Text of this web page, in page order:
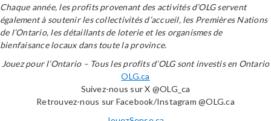
Chaque année, les profits provenant des activités d’OLG servent
également à soutenir les collectivités d’accueil, les Premières Nations
de l’Ontario, les détaillants de loterie et les organismes de
bienfaisance locaux dans toute la province.
Jouez pour l’Ontario – Tous les profits d’OLG sont investis en Ontario
OLG.ca
Suivez-nous sur X @OLG_ca
Retrouvez-nous sur Facebook/Instagram @OLG.ca